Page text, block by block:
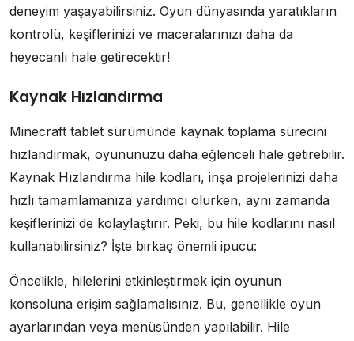
deneyim yaşayabilirsiniz. Oyun dünyasında yaratıkların
kontrolü, keşiflerinizi ve maceralarınızı daha da
heyecanlı hale getirecektir!
Kaynak Hızlandırma
Minecraft tablet sürümünde kaynak toplama sürecini
hızlandırmak, oyununuzu daha eğlenceli hale getirebilir.
Kaynak Hızlandırma hile kodları, inşa projelerinizi daha
hızlı tamamlamanıza yardımcı olurken, aynı zamanda
keşiflerinizi de kolaylaştırır. Peki, bu hile kodlarını nasıl
kullanabilirsiniz? İşte birkaç önemli ipucu:
Öncelikle, hilelerini etkinleştirmek için oyunun
konsoluna erişim sağlamalısınız. Bu, genellikle oyun
ayarlarından veya menüsünden yapılabilir. Hile